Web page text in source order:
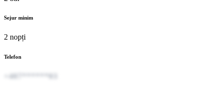
Sejur minim
2 nopți
Telefon
+407******03